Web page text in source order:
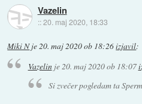
Vazelin
::20. maj 2020, 18:33
Miki Nje20. maj 2020 ob 18:26izjavil:
Vazelinje 20. maj 2020 ob 18:07
Si zvečer pogledam ta